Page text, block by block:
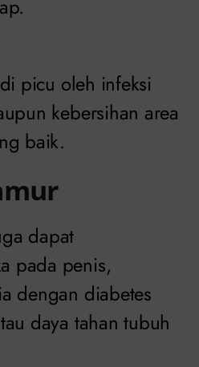
picu oleh infeksi
kebersihan area
baik.
dapat
pada penis,
dengan diabetes
daya tahan tubuh